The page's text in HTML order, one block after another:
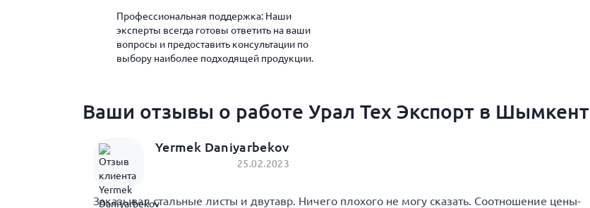
Профессиональная поддержка: Наши
эксперты всегда готовы ответить на ваши
вопросы и предоставить консультации по
выбору наиболее подходящей продукции.
Ваши отзывы о работе Урал Тех Экспорт в Шымкент
Yermek Daniyarbekov
25.02.2023
Заказывал стальные листы и двутавр. Ничего плохого не могу сказать. Соотношение цены-